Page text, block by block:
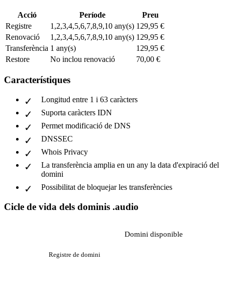
Acció Període
Preu
Registre
1,2,3,4,5,6,7,8,9,10 any(s) 129,95 €
Renovació
1,2,3,4,5,6,7,8,9,10 any(s) 129,95 €
Transferència 1 any(s)
129,95 €
Restore
No inclou renovació 70,00 €
Característiques
Longitud entre 1 i 63 caràcters
Suporta caràcters IDN
Permet modificació de DNS
DNSSEC
Whois Privacy
La transferència amplia en un any la data d'expiració del
domini
Possibilitat de bloquejar les transferències
Cicle de vida dels dominis .audio
Domini disponible
Registre de domini